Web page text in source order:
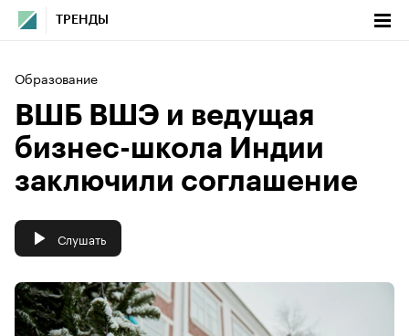
ТРЕНДЫ
Образование
ВШБ ВШЭ и ведущая
бизнес-школа Индии
заключили соглашение
Слушать